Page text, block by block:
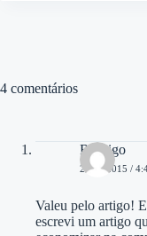
4 comentários
Rodrigo
23/09/2015 /
Valeu pelo artigo!
escrevi um artigo